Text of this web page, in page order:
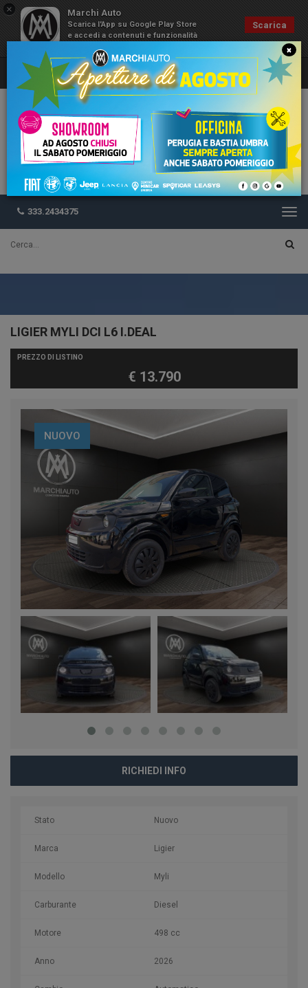
× Marchi Auto
Scarica l'App su Google Play Store
e accedi a contenuti e funzionalità
Scarica
333.2434375
LIGIER MYLI DCI L6 I.DEAL
PREZZO DI LISTINO
€ 13.790
NUOVO
RICHIEDI INFO
Stato Nuovo
Marca Ligier
Modello Myli
Carburante Diesel
Motore 498 cc
Anno 2026
×